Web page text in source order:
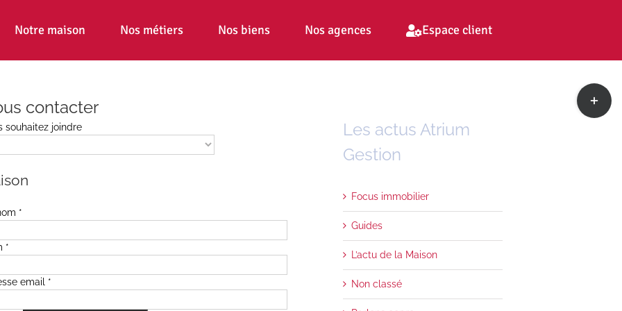
Notre maison Nos métiers Nos biens Nos agences Espace client
contacter
souhaitez joindre
*
*
email *
Les actus Atrium
Gestion
Focus immobilier
Guides
L’actu de la Maison
Non classé
Toggle
Sliding
Bar